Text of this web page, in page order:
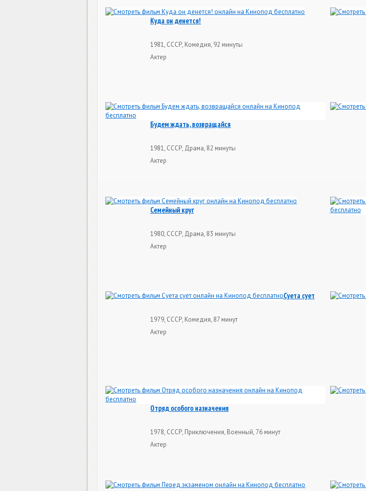
Куда он денется!
1981, СССР, Комедия, 92 минуты
Актер
Будем ждать, возвращайся
1981, СССР, Драма, 82 минуты
Актер
Семейный круг
1980, СССР, Драма, 83 минуты
Актер
Суета сует
1979, СССР, Комедия, 87 минут
Актер
Отряд особого назначения
1978, СССР, Приключения, Военный, 76 минут
Актер